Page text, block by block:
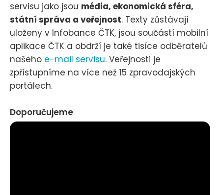
servisu jako jsou média, ekonomická sféra,
státní správa a veřejnost. Texty zůstávají
uloženy v Infobance ČTK, jsou součástí mobilní
aplikace ČTK a obdrží je také tisíce odběratelů
našeho e-mail servisu. Veřejnosti je
zpřístupníme na více než 15 zpravodajských
portálech.
Doporučujeme